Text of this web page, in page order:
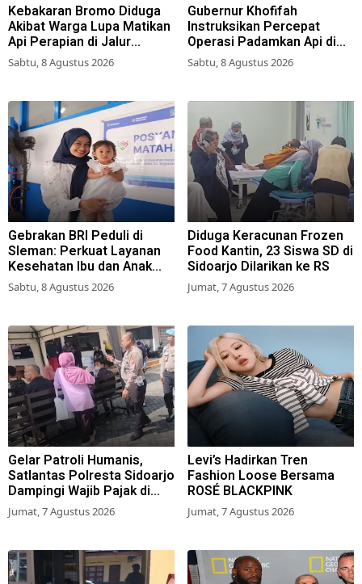
Kebakaran Bromo Diduga
Akibat Warga Lupa Matikan
Api Perapian di Jalur
Tradisional
Sabtu, 8 Agustus 2026
Gubernur Khofifah
Instruksikan Percepat
Operasi Padamkan Api di
Wisata Bromo
Sabtu, 8 Agustus 2026
Gebrakan BRI Peduli di
Sleman: Perkuat Layanan
Kesehatan Ibu dan Anak
Lewat Program Desa
Brilian 1000 HPK
Sabtu, 8 Agustus 2026
Diduga Keracunan Frozen
Food Kantin, 23 Siswa SD di
Sidoarjo Dilarikan ke RS
Jumat, 7 Agustus 2026
Gelar Patroli Humanis,
Satlantas Polresta Sidoarjo
Dampingi Wajib Pajak di
Samsat
Jumat, 7 Agustus 2026
Levi’s Hadirkan Tren
Fashion Loose Bersama
ROSÉ BLACKPINK
Jumat, 7 Agustus 2026